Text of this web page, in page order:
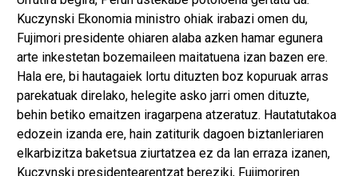
Kuczynski Ekonomia ministro ohiak irabazi omen du,
Fujimori presidente ohiaren alaba azken hamar egunera
arte inkestetan bozemaileen maitatuena izan bazen ere.
Hala ere, bi hautagaiek lortu dituzten boz kopuruak arras
parekatuak direlako, helegite asko jarri omen dituzte,
behin betiko emaitzen iragarpena atzeratuz. Hautatutakoa
edozein izanda ere, hain zatiturik dagoen biztanleriaren
elkarbizitza baketsua ziurtatzea ez da lan erraza izanen,
Kuczynski presidentearentzat bereziki, Fujimoriren